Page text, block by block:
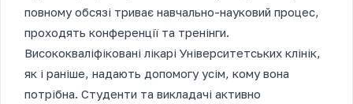
повному обсязі триває навчально-науковий процес,
проходять конференції та тренінги.
Висококваліфіковані лікарі Університетських клінік,
як і раніше, надають допомогу усім, кому вона
потрібна. Студенти та викладачі активно